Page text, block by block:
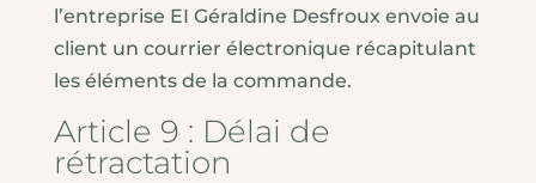
l’entreprise EI Géraldine Desfroux envoie au
client un courrier électronique récapitulant
les éléments de la commande.
Article 9 : Délai de
rétractation